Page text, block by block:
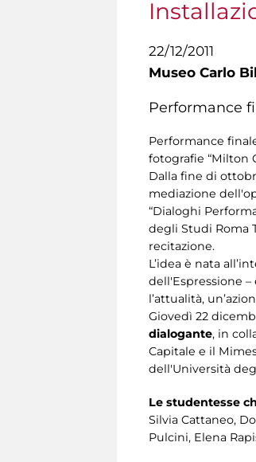
22/12/2011
Museo Carlo
Performance
Performance
fotografie “Milton
Dalla fine di
mediazione
“Dialoghi
degli Studi Roma
recitazione.
L’idea è nata
dell'Espressione
l’attualità,
Giovedì 22
dialogante, in
Capitale e il
dell'Università
Le studentesse
Silvia Cattaneo,
Pulcini, Elena